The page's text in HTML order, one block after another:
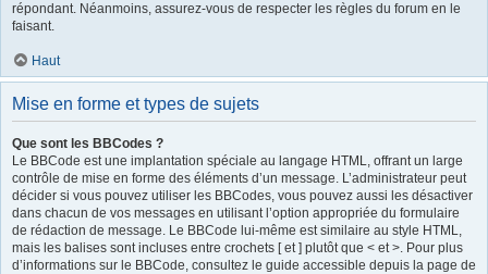
répondant. Néanmoins, assurez-vous de respecter les règles du forum en le
faisant.
Haut
Mise en forme et types de sujets
Que sont les BBCodes ?
Le BBCode est une implantation spéciale au langage HTML, offrant un large
contrôle de mise en forme des éléments d’un message. L’administrateur peut
décider si vous pouvez utiliser les BBCodes, vous pouvez aussi les désactiver
dans chacun de vos messages en utilisant l’option appropriée du formulaire
de rédaction de message. Le BBCode lui-même est similaire au style HTML,
mais les balises sont incluses entre crochets [ et ] plutôt que < et >. Pour plus
d’informations sur le BBCode, consultez le guide accessible depuis la page de